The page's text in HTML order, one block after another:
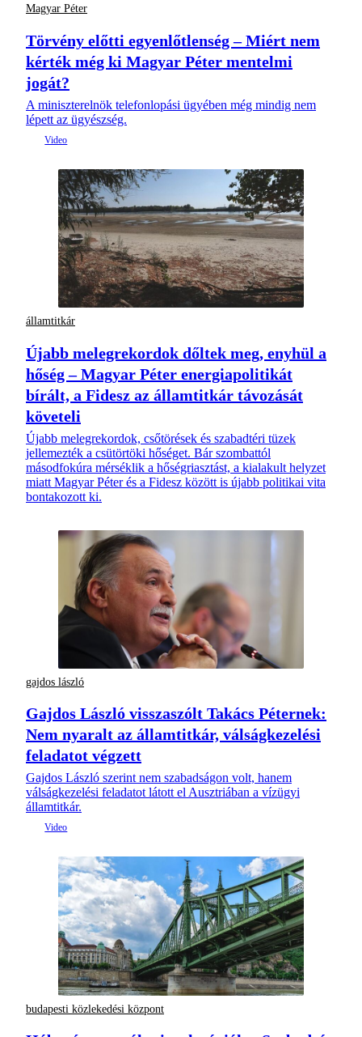
Magyar Péter
Törvény előtti egyenlőtlenség – Miért nem
kérték még ki Magyar Péter mentelmi
jogát?
A miniszterelnök telefonlopási ügyében még mindig nem
lépett az ügyészség.
államtitkár
Újabb melegrekordok dőltek meg, enyhül a
hőség – Magyar Péter energiapolitikát
bírált, a Fidesz az államtitkár távozását
követeli
Újabb melegrekordok, csőtörések és szabadtéri tüzek
jellemezték a csütörtöki hőséget. Bár szombattól
másodfokúra mérséklik a hőségriasztást, a kialakult helyzet
miatt Magyar Péter és a Fidesz között is újabb politikai vita
bontakozott ki.
gajdos lászló
Gajdos László visszaszólt Takács Péternek:
Nem nyaralt az államtitkár, válságkezelési
feladatot végzett
Gajdos László szerint nem szabadságon volt, hanem
válságkezelési feladatot látott el Ausztriában a vízügyi
államtitkár.
budapesti közlekedési központ